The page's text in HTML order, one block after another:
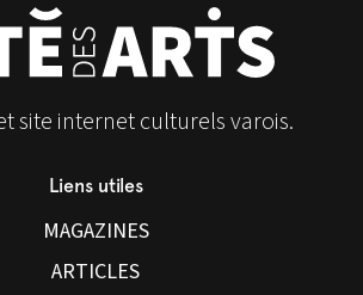
site internet culturels varois.
Liens utiles
MAGAZINES
ARTICLES